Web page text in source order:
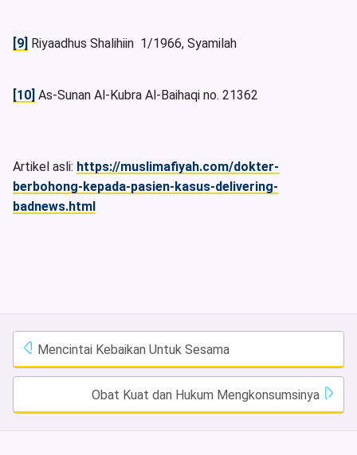
[9] Riyaadhus Shalihiin 1/1966, Syamilah
[10] As-Sunan Al-Kubra Al-Baihaqi no. 21362
Artikel asli: https://muslimafiyah.com/dokter-
berbohong-kepada-pasien-kasus-delivering-
badnews.html
Mencintai Kebaikan Untuk Sesama
Obat Kuat dan Hukum Mengkonsumsinya